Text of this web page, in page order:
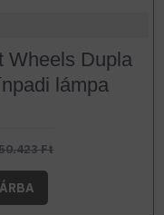
Wheels Dupla
lámpa
Ft